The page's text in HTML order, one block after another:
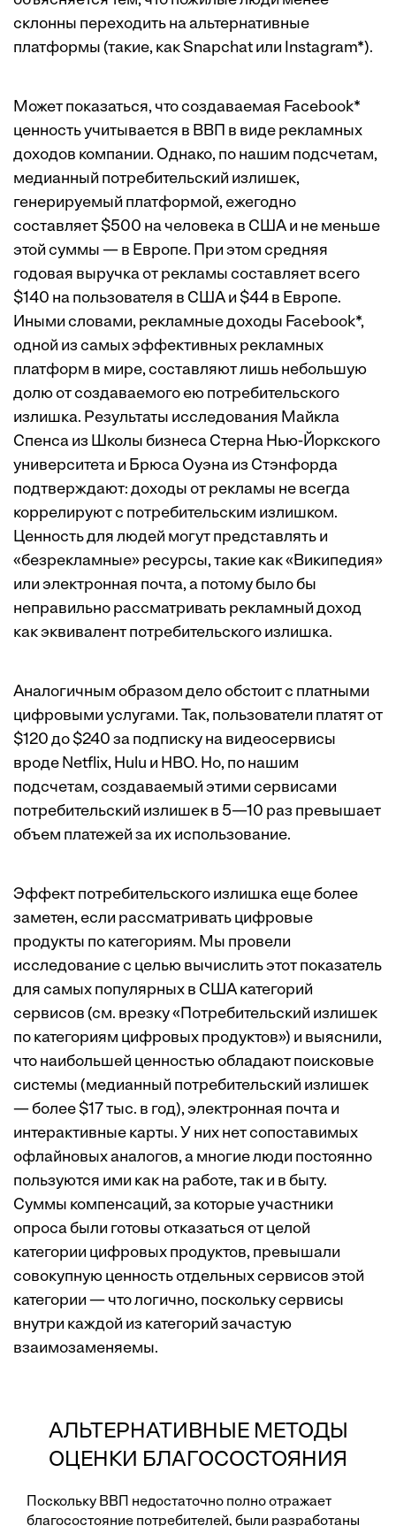
склонны переходить на альтернативные
платформы (такие, как Snapchat или Instagram*).
Может показаться, что создаваемая Facebook*
ценность учитывается в ВВП в виде рекламных
доходов компании. Однако, по нашим подсчетам,
медианный потребительский излишек,
генерируемый платформой, ежегодно
составляет $500 на человека в США и не меньше
этой суммы — в Европе. При этом средняя
годовая выручка от рекламы составляет всего
$140 на пользователя в США и $44 в Европе.
Иными словами, рекламные доходы Facebook*,
одной из самых эффективных рекламных
платформ в мире, составляют лишь небольшую
долю от создаваемого ею потребительского
излишка. Результаты исследования Майкла
Спенса из Школы бизнеса Стерна Нью-Йоркского
университета и Брюса Оуэна из Стэнфорда
подтверждают: доходы от рекламы не всегда
коррелируют с потребительским излишком.
Ценность для людей могут представлять и
«безрекламные» ресурсы, такие как «Википедия»
или электронная почта, а потому было бы
неправильно рассматривать рекламный доход
как эквивалент потребительского излишка.
Аналогичным образом дело обстоит с платными
цифровыми услугами. Так, пользователи платят от
$120 до $240 за подписку на видеосервисы
вроде Netflix, Hulu и HBO. Но, по нашим
подсчетам, создаваемый этими сервисами
потребительский излишек в 5—10 раз превышает
объем платежей за их использование.
Эффект потребительского излишка еще более
заметен, если рассматривать цифровые
продукты по категориям. Мы провели
исследование с целью вычислить этот показатель
для самых популярных в США категорий
сервисов (см. врезку «Потребительский излишек
по категориям цифровых продуктов») и выяснили,
что наибольшей ценностью обладают поисковые
системы (медианный потребительский излишек
— более $17 тыс. в год), электронная почта и
интерактивные карты. У них нет сопоставимых
офлайновых аналогов, а многие люди постоянно
пользуются ими как на работе, так и в быту.
Суммы компенсаций, за которые участники
опроса были готовы отказаться от целой
категории цифровых продуктов, превышали
совокупную ценность отдельных сервисов этой
категории — что логично, поскольку сервисы
внутри каждой из категорий зачастую
взаимозаменяемы.
АЛЬТЕРНАТИВНЫЕ МЕТОДЫ
ОЦЕНКИ БЛАГОСОСТОЯНИЯ
Поскольку ВВП недостаточно полно отражает
благосостояние потребителей, были разработаны